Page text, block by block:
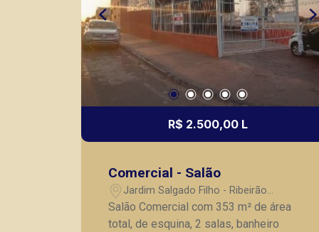
R$ 2.500,00 L
Comercial - Salão
Jardim Salgado Filho - Ribeirão
Preto/SP
Salão Comercial com 353 m² de área
total, de esquina, 2 salas, banheiro